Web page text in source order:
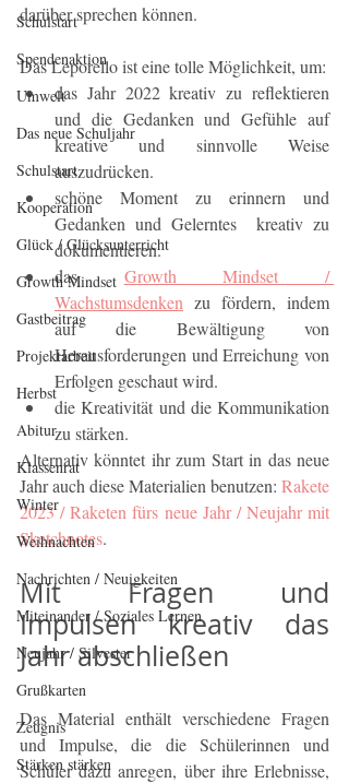
Schulstart
Spendenaktion
Umwelt
Das neue Schuljahr
Schulstart
Kooperation
Glück / Glücksunterricht
Growth Mindset
Gastbeitrag
Projektarbeit
Herbst
Abitur
Klassenrat
Winter
Weihnachten
Nachrichten / Neuigkeiten
Miteinander / Soziales Lernen
Neujahr / Silvester
Grußkarten
Zeugnis
Stärken stärken
darüber sprechen können.
Das Leporello ist eine tolle Möglichkeit, um:
das Jahr 2022 kreativ zu reflektieren
und die Gedanken und Gefühle auf
kreative und sinnvolle Weise
auszudrücken.
schöne Moment zu erinnern und
Gedanken und Gelerntes  kreativ zu
dokumentieren.
das Growth Mindset /
Wachstumsdenken zu fördern, indem
auf die Bewältigung von
Herausforderungen und Erreichung von
Erfolgen geschaut wird.
die Kreativität und die Kommunikation
zu stärken.
Alternativ könntet ihr zum Start in das neue
Jahr auch diese Materialien benutzen: Rakete
2023 / Raketen fürs neue Jahr / Neujahr mit
Sketchnotes.
Mit Fragen und
Impulsen kreativ das
Jahr abschließen
Das Material enthält verschiedene Fragen
und Impulse, die die Schülerinnen und
Schüler dazu anregen, über ihre Erlebnisse,